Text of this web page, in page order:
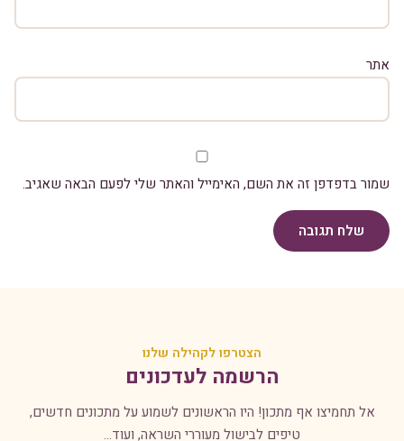
אתר
שמור בדפדפן זה את השם, האימייל והאתר שלי לפעם הבאה שאגיב.
שלח תגובה
הצטרפו לקהילה שלנו
הרשמה לעדכונים
אל תחמיצו אף מתכון! היו הראשונים לשמוע על מתכונים חדשים,
טיפים לבישול מעוררי השראה, ועוד...